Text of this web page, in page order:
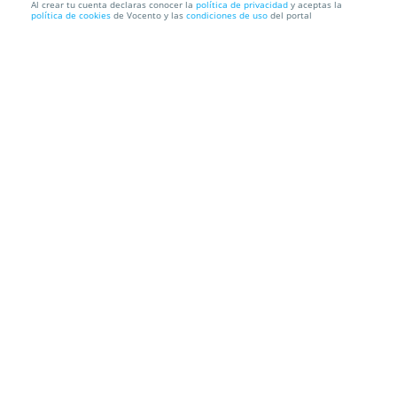
STUDIO x CHINONEGRO el 13 de junio
Al crear tu cuenta declaras conocer la política de privacidad y aceptas la
política de cookies de Vocento y las condiciones de uso del portal